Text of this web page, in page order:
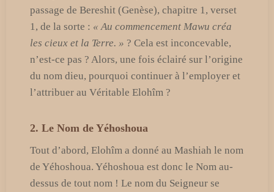
passage de Bereshit (Genèse), chapitre 1, verset
1, de la sorte : « Au commencement Mawu créa
les cieux et la Terre. » ? Cela est inconcevable,
n’est-ce pas ? Alors, une fois éclairé sur l’origine
du nom dieu, pourquoi continuer à l’employer et
l’attribuer au Véritable Elohîm ?
2. Le Nom de Yéhoshoua
Tout d’abord, Elohîm a donné au Mashiah le nom
de Yéhoshoua. Yéhoshoua est donc le Nom au-
dessus de tout nom ! Le nom du Seigneur se